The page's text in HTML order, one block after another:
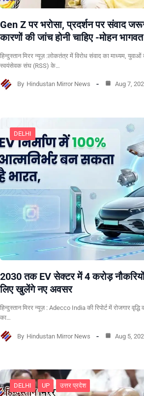
Gen Z पर भरोसा, प्रदर्शन पर संवाद
कारणों की जांच होनी चाहिए -मोहन भागवत
हिन्दुस्तान मिरर न्यूज़ :लोकतंत्र में विरोध संवाद का माध्यम, युवाओं
स्वयंसेवक संघ (RSS) के…
By Hindustan Mirror News Aug 7,
DELHI
2030 तक EV सेक्टर में 4 करोड़
लिए खुलेंगे नए अवसर
हिन्दुस्तान मिरर न्यूज़ : Adecco India की रिपोर्ट में रोजगार
का…
By Hindustan Mirror News Aug 5,
DELHI UP उत्तर प्रदेश